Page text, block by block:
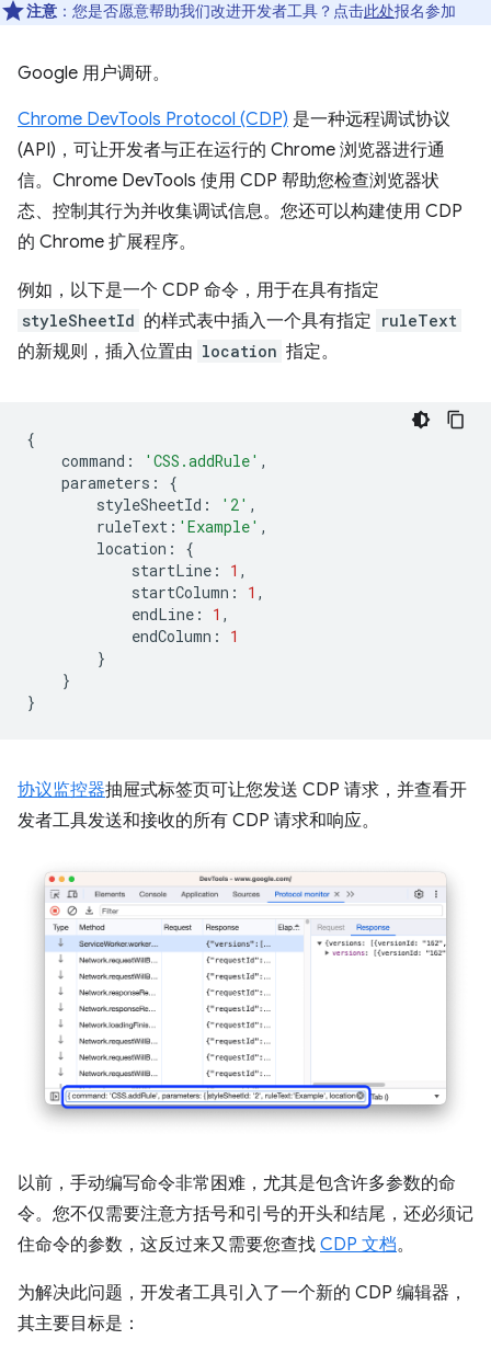
注意 ：您是否愿意帮助我们改进开发者工具？点击此处报名参加
Google 用户调研。
Chrome DevTools Protocol (CDP) 是一种远程调试协议
(API)，可让开发者与正在运行的 Chrome 浏览器进行通
信。Chrome DevTools 使用 CDP 帮助您检查浏览器状
态、控制其行为并收集调试信息。您还可以构建使用 CDP
的 Chrome 扩展程序。
例如，以下是一个 CDP 命令，用于在具有指定
styleSheetId 的样式表中插入一个具有指定 ruleText
的新规则，插入位置由 location 指定。
{
command : 'CSS.addRule' ,
parameters :
{
styleSheetId : '2' ,
ruleText : 'Example' ,
location :
{
startLine : 1 ,
startColumn : 1 ,
endLine : 1 ,
endColumn :
1
}
}
}
协议监控器抽屉式标签页可让您发送 CDP 请求，并查看开
发者工具发送和接收的所有 CDP 请求和响应。
以前，手动编写命令非常困难，尤其是包含许多参数的命
令。您不仅需要注意方括号和引号的开头和结尾，还必须记
住命令的参数，这反过来又需要您查找 CDP 文档。
为解决此问题，开发者工具引入了一个新的 CDP 编辑器，
其主要目标是：